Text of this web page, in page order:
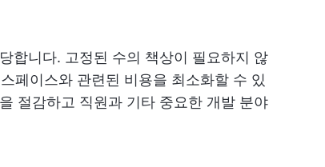
합니다. 고정된 수의 책상이 필요하지 않
스페이스와 관련된 비용을 최소화할 수 있
절감하고 직원과 기타 중요한 개발 분야